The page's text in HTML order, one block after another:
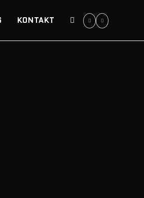
KONTAKT WEBSITE-